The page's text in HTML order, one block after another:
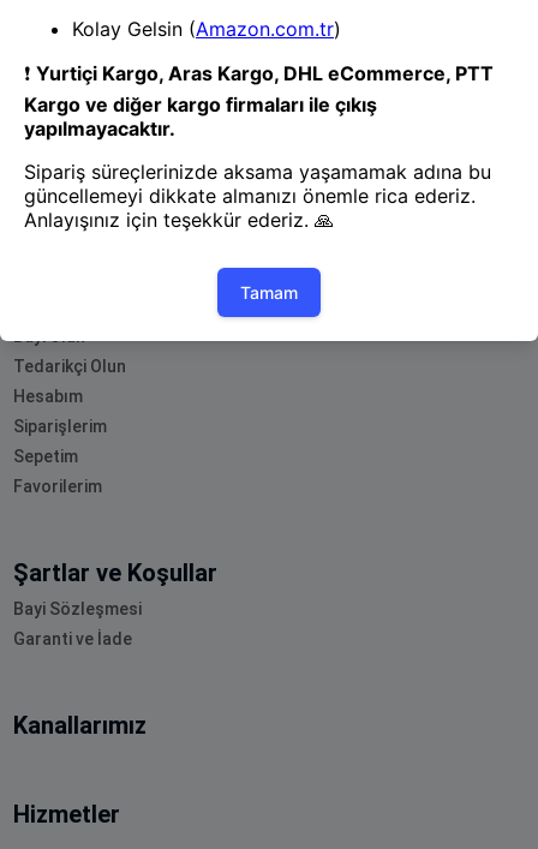
Hakkımızda
Akademi
Bilgi Merkezi
Yete Import
Yol Haritamız
Bayi Olun
Tedarikçi Olun
Hesabım
Siparişlerim
Sepetim
Favorilerim
Şartlar ve Koşullar
Bayi Sözleşmesi
Garanti ve İade
Kanallarımız
Hizmetler